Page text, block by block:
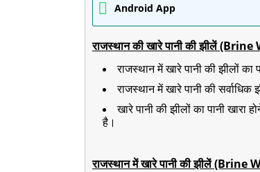
Android App
राजस्थान की खारे पानी की झीलें
राजस्थान में खारे पानी की झीलों
राजस्थान में खारे पानी की
खारे पानी की झीलों का पानी खारा
है।
राजस्थान में खारे पानी की झीलें